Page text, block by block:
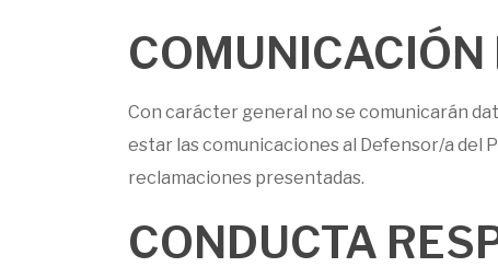
COMUNICACIÓN
Con carácter general no se comunicarán
estar las comunicaciones al Defensor/a del
reclamaciones presentadas.
CONDUCTA